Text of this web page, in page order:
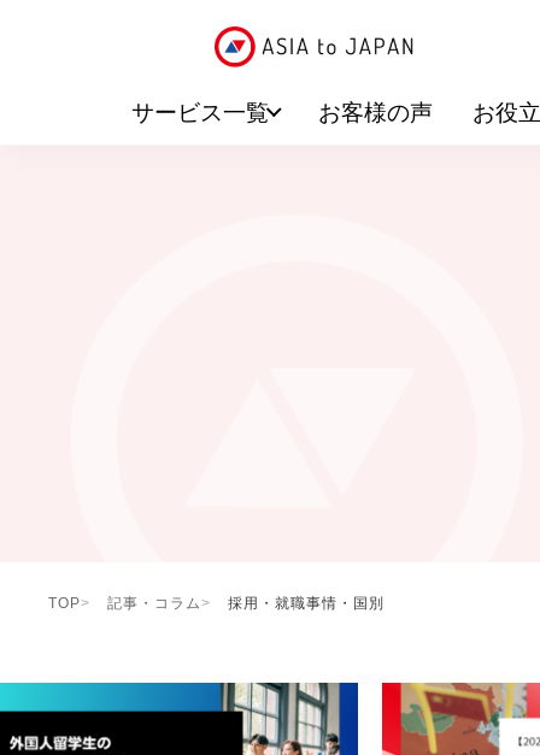
サービス一覧 お客様の声 お役
TOP 記事・コラム 採用・就職事情・国別